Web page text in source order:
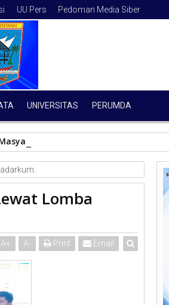
UU Pers Pedoman Media Siber
UNIVERSITAS PERUMDA
Bangun Budaya
Lomba
A+ A- Print Email